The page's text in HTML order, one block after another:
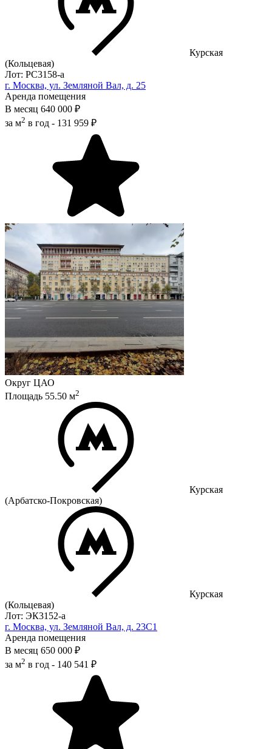
Курская
(Кольцевая)
Лот: РС3158-a
г. Москва, ул. Земляной Вал, д. 25
Аренда помещения
В месяц 640 000 ₽
за м2 в год - 131 959 ₽
Округ ЦАО
Площадь 55.50 м2
Курская
(Арбатско-Покровская)
Курская
(Кольцевая)
Лот: ЭК3152-a
г. Москва, ул. Земляной Вал, д. 23С1
Аренда помещения
В месяц 650 000 ₽
за м2 в год - 140 541 ₽